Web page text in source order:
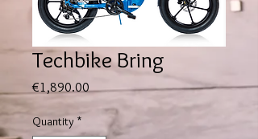
Techbike Bring
€1,890.00Price
Quantity *